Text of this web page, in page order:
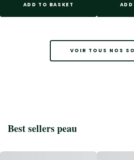
ADD TO BASKET
VOIR TOUS NOS
Best sellers peau